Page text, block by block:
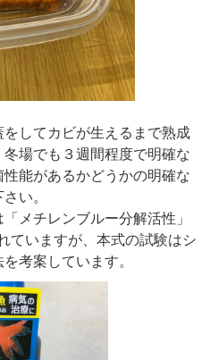
してカビが生えるまで熟成
場でも３週間程度で明確な
能があるかどうかの明確な
い。
メチレンブルー分解活性」
ていますが、本式の試験はシ
考案しています。